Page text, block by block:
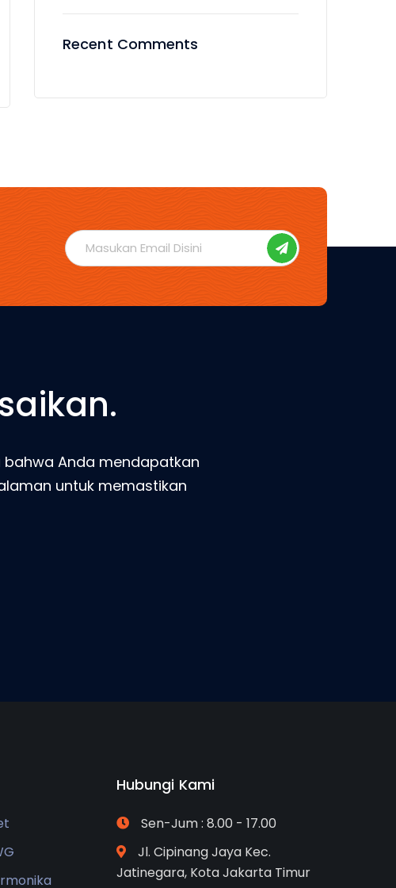
Recent Comments
bahwa Anda mendapatkan
untuk memastikan
Hubungi Kami
Sen-Jum : 8.00 - 17.00
Jl. Cipinang Jaya Kec.
Jatinegara, Kota Jakarta Timur